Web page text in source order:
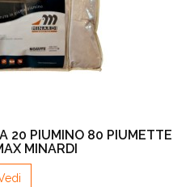
20 PIUMINO 80 PIUMETTE
MINARDI